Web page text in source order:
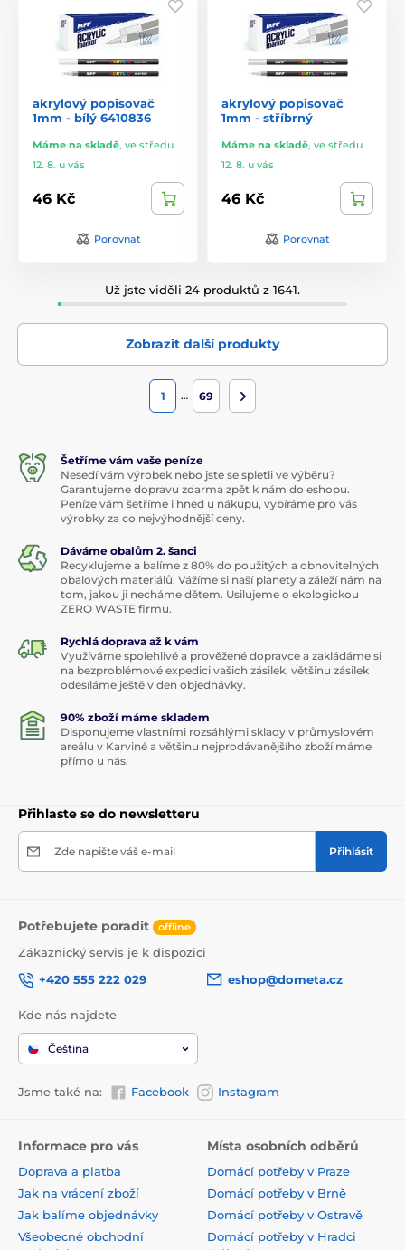
akrylový popisovač
1mm - bílý 6410836
Máme na skladě, ve středu
12. 8. u vás
46 Kč
Porovnat
akrylový popisovač
1mm - stříbrný
Máme na skladě, ve středu
12. 8. u vás
46 Kč
Porovnat
Už jste viděli 24 produktů z 1641.
Zobrazit další produkty
1 … 69
Šetříme vám vaše peníze
Nesedí vám výrobek nebo jste se spletli ve výběru?
Garantujeme dopravu zdarma zpět k nám do eshopu.
Peníze vám šetříme i hned u nákupu, vybíráme pro vás
výrobky za co nejvýhodnější ceny.
Dáváme obalům 2. šanci
Recyklujeme a balíme z 80% do použitých a obnovitelných
obalových materiálů. Vážíme si naší planety a záleží nám na
tom, jakou ji necháme dětem. Usilujeme o ekologickou
ZERO WASTE firmu.
Rychlá doprava až k vám
Využíváme spolehlivé a prověžené dopravce a zakládáme si
na bezproblémové expedici vašich zásilek, většinu zásilek
odesíláme ještě v den objednávky.
90% zboží máme skladem
Disponujeme vlastními rozsáhlými sklady v průmyslovém
areálu v Karviné a většinu nejprodávanějšího zboží máme
přímo u nás.
Přihlaste se do newsletteru
Zde napište váš e-mail Přihlásit
Potřebujete poradit offline
Zákaznický servis je k dispozici
+420 555 222 029
eshop@dometa.cz
Kde nás najdete
Čeština
Jsme také na: Facebook Instagram
Informace pro vás
Doprava a platba
Jak na vrácení zboží
Jak balíme objednávky
Všeobecné obchodní
Místa osobních odběrů
Domácí potřeby v Praze
Domácí potřeby v Brně
Domácí potřeby v Ostravě
Domácí potřeby v Hradci